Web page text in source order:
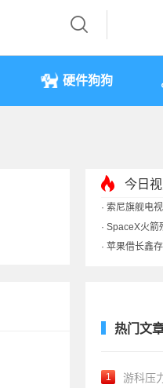
硬件狗狗
今日
· 索尼旗舰电
· SpaceX火箭
· 苹果借长鑫
热门文
1
游科压